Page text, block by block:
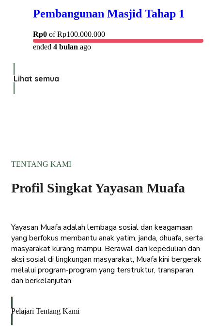
Pembangunan Masjid Tahap 1
Rp0 ofRp100.000.000
ended 4 bulan ago
Lihat semua
TENTANG KAMI
Profil Singkat Yayasan Muafa
Yayasan Muafa adalah lembaga sosial dan keagamaan
yang berfokus membantu anak yatim, janda, dhuafa, serta
masyarakat kurang mampu. Berawal dari kepedulian dan
aksi sosial di lingkungan masyarakat, Muafa kini bergerak
melalui program-program yang terstruktur, transparan,
dan berkelanjutan.
Pelajari Tentang Kami